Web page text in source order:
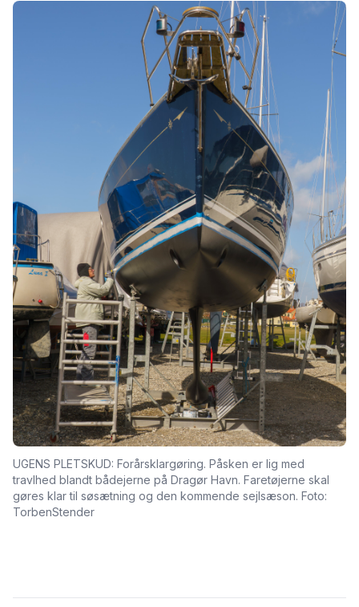
UGENS PLETSKUD: Forårsklargøring. Påsken er lig med
travlhed blandt bådejerne på Dragør Havn. Faretøjerne skal
gøres klar til søsætning og den kommende sejlsæson. Foto:
TorbenStender